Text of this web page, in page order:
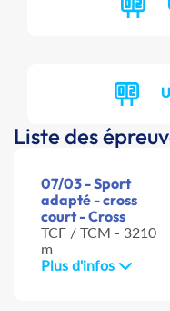
Liste des
07/03 - Sport
adapté - cross
court - Cross
TCF / TCM - 3210
m
Plus d'infos